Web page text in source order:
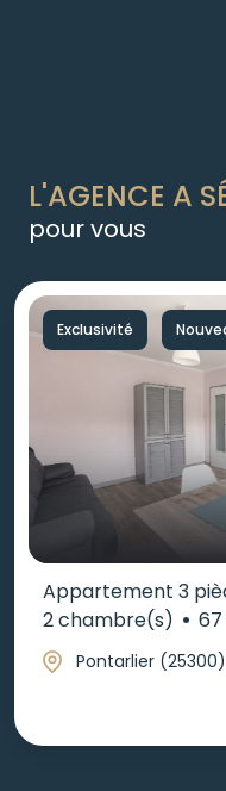
L'AGENCE A
pour vous
Exclusivité
Appartement 3
2 chambre(s)
67
Pontarlier (25300)